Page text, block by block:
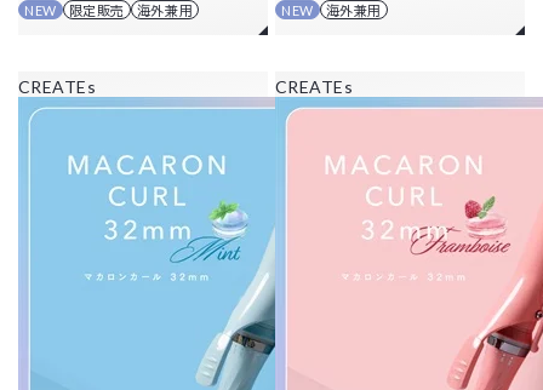
NEW 限定販売 海外兼用 NEW 海外兼用
CREATEs CREATEs